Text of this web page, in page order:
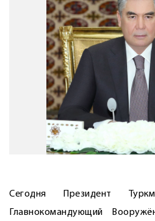
Сегодня Президент
Главнокомандующий